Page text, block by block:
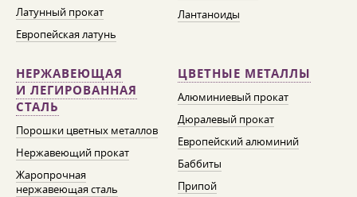
Латунный прокат
Европейская латунь
Лантаноиды
НЕРЖАВЕЮЩАЯ
И ЛЕГИРОВАННАЯ
СТАЛЬ
Порошки цветных металлов
Нержавеющий прокат
Жаропрочная
нержавеющая сталь
ЦВЕТНЫЕ МЕТАЛЛЫ
Алюминиевый прокат
Дюралевый прокат
Европейский алюминий
Баббиты
Припой